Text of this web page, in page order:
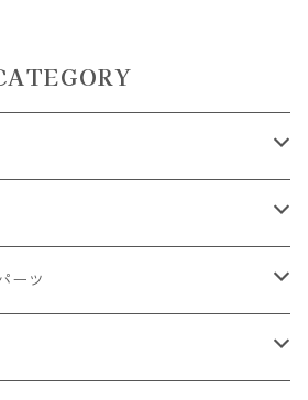
ツ
ーツ